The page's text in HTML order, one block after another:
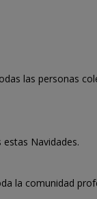
las personas
Navidades.
la comunidad